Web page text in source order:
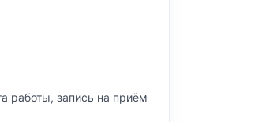
работы, запись на приём